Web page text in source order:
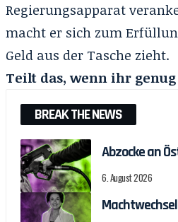
Regierungsapparat
macht er sich zum
Geld aus der Tasche zieht.
Teilt das, wenn ihr
BREAK THE NEWS
Abzocke an
6. August 2026